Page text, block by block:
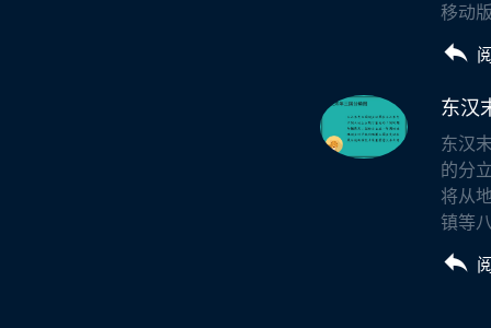
移动
东汉
东汉
的分
将从
镇等